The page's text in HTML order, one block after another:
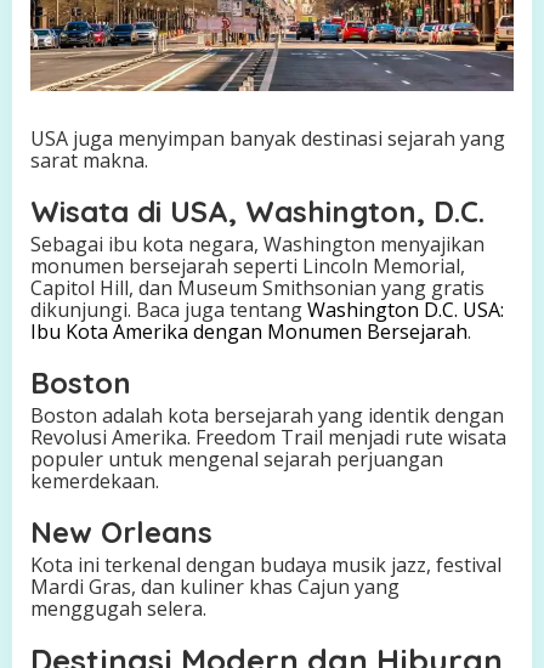
USA juga menyimpan banyak destinasi sejarah yang
sarat makna.
Wisata di USA, Washington, D.C.
Sebagai ibu kota negara, Washington menyajikan
monumen bersejarah seperti Lincoln Memorial,
Capitol Hill, dan Museum Smithsonian yang gratis
dikunjungi. Baca juga tentangWashington D.C. USA:
Ibu Kota Amerika dengan Monumen Bersejarah.
Boston
Boston adalah kota bersejarah yang identik dengan
Revolusi Amerika. Freedom Trail menjadi rute wisata
populer untuk mengenal sejarah perjuangan
kemerdekaan.
New Orleans
Kota ini terkenal dengan budaya musik jazz, festival
Mardi Gras, dan kuliner khas Cajun yang
menggugah selera.